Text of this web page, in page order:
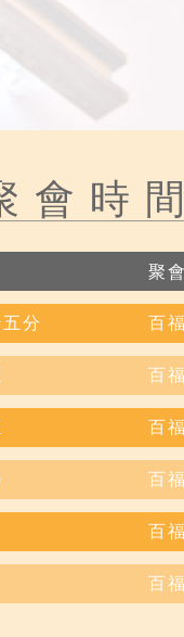
會 時 間
聚
分 百
百
百
百
百
百